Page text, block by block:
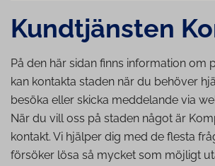
Kund­tjäns­ten
På den här sidan finns information om
kan kontakta staden när du behöver
besöka eller skicka meddelande via
När du vill oss på staden något är
kontakt. Vi hjälper dig med de flesta
försöker lösa så mycket som möjligt